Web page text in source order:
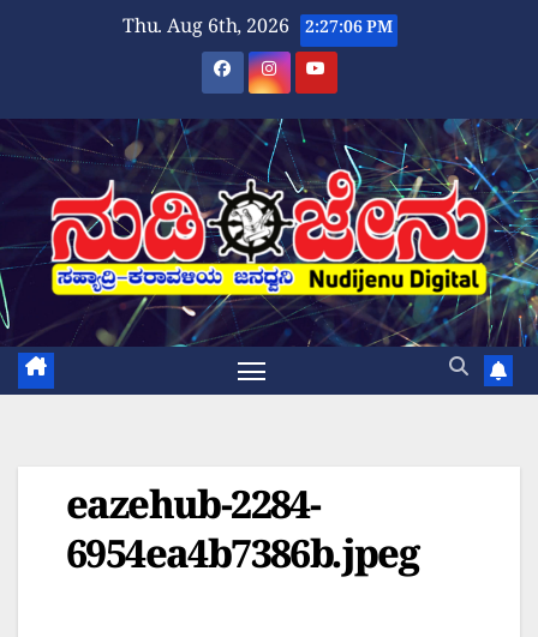
Thu. Aug 6th, 2026 2:27:06 PM
eazehub-2284-
6954ea4b7386b.jpeg